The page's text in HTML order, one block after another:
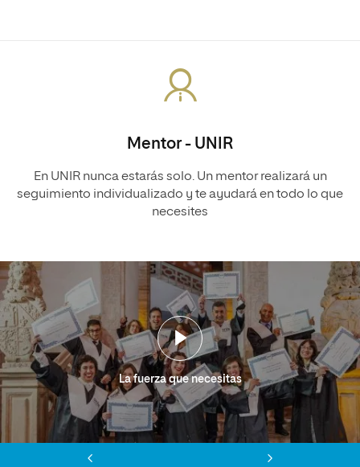
Mentor - UNIR
En UNIR nunca estarás solo. Un mentor realizará un
seguimiento individualizado y te ayudará en todo lo que
necesites
La fuerza que necesitas